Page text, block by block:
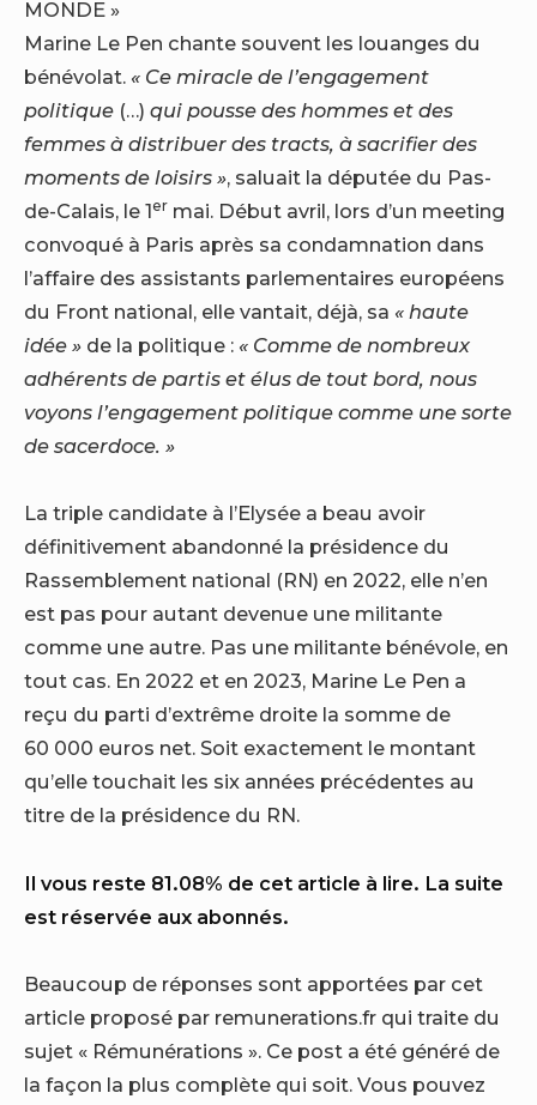
MONDE »
Marine Le Pen chante souvent les louanges du
bénévolat. « Ce miracle de l’engagement
politique (…) qui pousse des hommes et des
femmes à distribuer des tracts, à sacrifier des
moments de loisirs », saluait la députée du Pas-
de-Calais, le 1er mai. Début avril, lors d’un meeting
convoqué à Paris après sa condamnation dans
l’affaire des assistants parlementaires européens
du Front national, elle vantait, déjà, sa « haute
idée » de la politique : « Comme de nombreux
adhérents de partis et élus de tout bord, nous
voyons l’engagement politique comme une sorte
de sacerdoce. »
La triple candidate à l’Elysée a beau avoir
définitivement abandonné la présidence du
Rassemblement national (RN) en 2022, elle n’en
est pas pour autant devenue une militante
comme une autre. Pas une militante bénévole, en
tout cas. En 2022 et en 2023, Marine Le Pen a
reçu du parti d’extrême droite la somme de
60 000 euros net. Soit exactement le montant
qu’elle touchait les six années précédentes au
titre de la présidence du RN.
Il vous reste 81.08% de cet article à lire. La suite
est réservée aux abonnés.
Beaucoup de réponses sont apportées par cet
article proposé par remunerations.fr qui traite du
sujet « Rémunérations ». Ce post a été généré de
la façon la plus complète qui soit. Vous pouvez